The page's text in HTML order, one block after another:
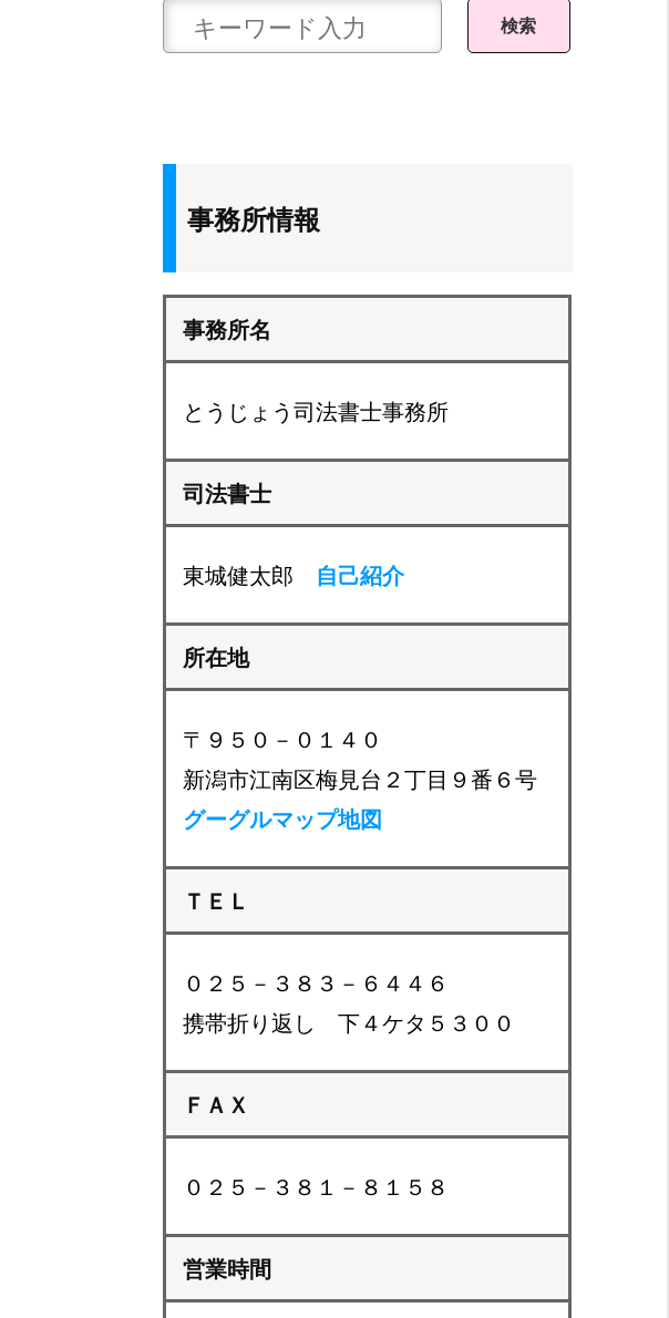
事務所情報
事務所名
とうじょう司法書士事務所
司法書士
東城健太郎 自己紹介
所在地
〒９５０－０１４０
新潟市江南区梅見台２丁目９番６号
グーグルマップ地図
ＴＥＬ
０２５－３８３－６４４６
携帯折り返し 下４ケタ５３００
ＦＡＸ
０２５－３８１－８１５８
営業時間